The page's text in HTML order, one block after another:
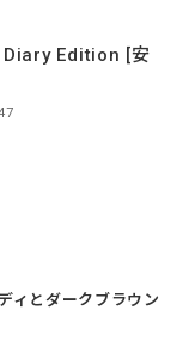
Diary Edition [安
ィとダークブラウン